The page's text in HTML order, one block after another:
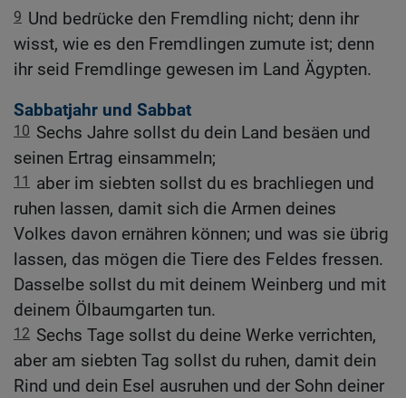
9 Und bedrücke den Fremdling nicht; denn ihr
wisst, wie es den Fremdlingen zumute ist; denn
ihr seid Fremdlinge gewesen im Land Ägypten.
Sabbatjahr und Sabbat
10 Sechs Jahre sollst du dein Land besäen und
seinen Ertrag einsammeln;
11
aber im siebten sollst du es brachliegen und
ruhen lassen, damit sich die Armen deines
Volkes davon ernähren können; und was sie übrig
lassen, das mögen die Tiere des Feldes fressen.
Dasselbe sollst du mit deinem Weinberg und mit
deinem Ölbaumgarten tun.
12 Sechs Tage sollst du deine Werke verrichten,
aber am siebten Tag sollst du ruhen, damit dein
Rind und dein Esel ausruhen und der Sohn deiner